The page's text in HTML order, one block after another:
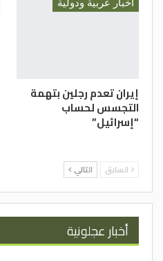
إيران تعدم رجلين بتهمة
التجسس لحساب
“إسرائيل”
السابق التالي
أخبار عجلونية